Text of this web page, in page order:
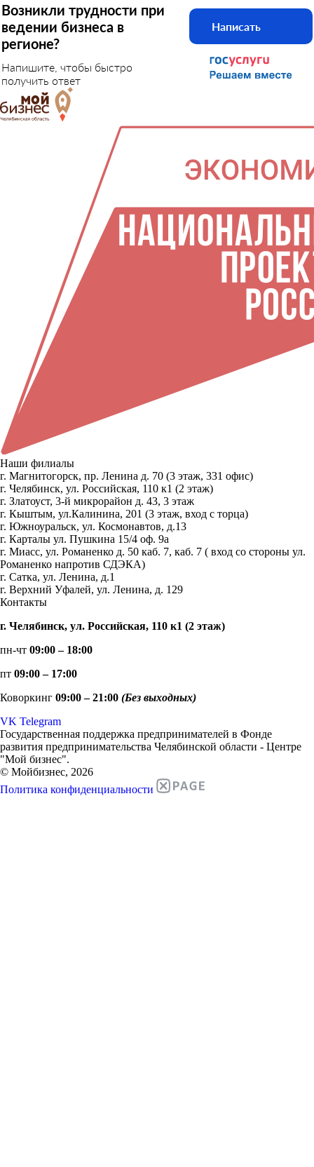
Возникли трудности при
ведении бизнеса в
регионе?
Напишите, чтобы быстро
получить ответ
Написать
Наши филиалы
г. Магнитогорск, пр. Ленина д. 70 (3 этаж, 331 офис)
г. Челябинск, ул. Российская, 110 к1 (2 этаж)
г. Златоуст, 3-й микрорайон д. 43, 3 этаж
г. Кыштым, ул.Калинина, 201 (3 этаж, вход с торца)
г. Южноуральск, ул. Космонавтов, д.13
г. Карталы ул. Пушкина 15/4 оф. 9а
г. Миасс, ул. Романенко д. 50 каб. 7, каб. 7 ( вход со стороны ул.
Романенко напротив СДЭКА)
г. Сатка, ул. Ленина, д.1
г. Верхний Уфалей, ул. Ленина, д. 129
Контакты
г. Челябинск, ул. Российская, 110 к1 (2 этаж)
пн-чт 09:00 – 18:00
пт 09:00 – 17:00
Коворкинг 09:00 – 21:00 (Без выходных)
VK Telegram
Государственная поддержка предпринимателей в Фонде
развития предпринимательства Челябинской области - Центре
"Мой бизнес".
© Мойбизнес, 2026
Политика конфиденциальности